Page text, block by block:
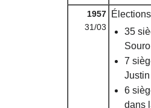
1957
31/03
35
7
6
dans